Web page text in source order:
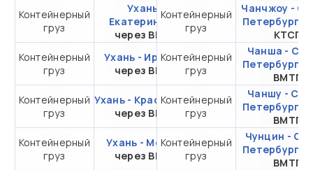
Контейнерный
груз
Ухань -
Екатеринбург
через ВМТП
от 409 633,42 ₽ за
20DC
Контейнерный
груз
Ухань - Иркутск
через ВМТП
от 287 776,72 ₽ за
20DC
Контейнерный
груз
Ухань - Красноярск
через ВМТП
от 339 873,35 ₽ за
20DC
Контейнерный
груз
Ухань - Москва
через ВМТП
от 396 113,35 ₽ за
20DC
Контейнерный
груз
Чанчжоу -
Петербург
КТСП
Контейнерный
груз
Чанша -
Петербург
ВМТП
Контейнерный
груз
Чаншу -
Петербург
ВМТП
Контейнерный
груз
Чунцин -
Петербург
ВМТП